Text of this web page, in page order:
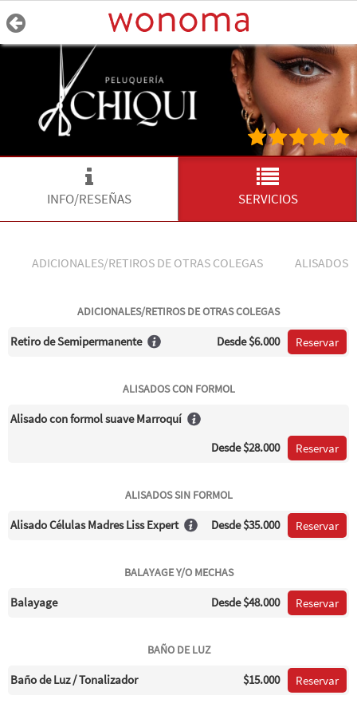
INFO/RESEÑAS SERVICIOS
ADICIONALES/RETIROS DE OTRAS COLEGAS ALISADOS
ADICIONALES/RETIROS DE OTRAS COLEGAS
Retiro de Semipermanente Desde$6.000 Reservar
ALISADOS CON FORMOL
Alisado con formol suave Marroquí
Desde$28.000 Reservar
ALISADOS SIN FORMOL
Alisado Células Madres Liss Expert Desde$35.000 Reservar
BALAYAGE Y/O MECHAS
Balayage Desde$48.000 Reservar
BAÑO DE LUZ
Baño de Luz / Tonalizador $15.000 Reservar